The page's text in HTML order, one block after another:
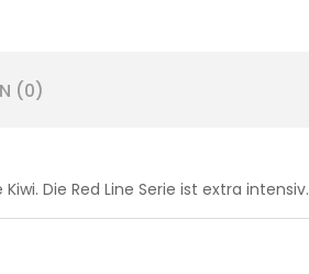
(0)
Die Red Line Serie ist extra intensiv.